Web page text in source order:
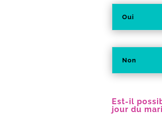
Oui
Non
Est-il
jour du